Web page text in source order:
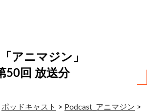
アニマジン」
50回 放送分
ポッドキャスト > Podcast_アニマジン >